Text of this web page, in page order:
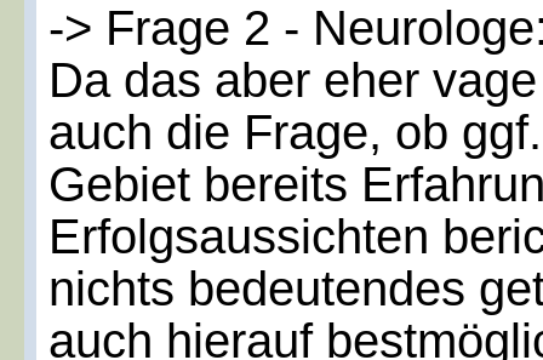
-> Frage 2 -
Da das aber eher
auch die Frage, ob
Gebiet bereits
Erfolgsaussichten
nichts bedeutendes
auch hierauf